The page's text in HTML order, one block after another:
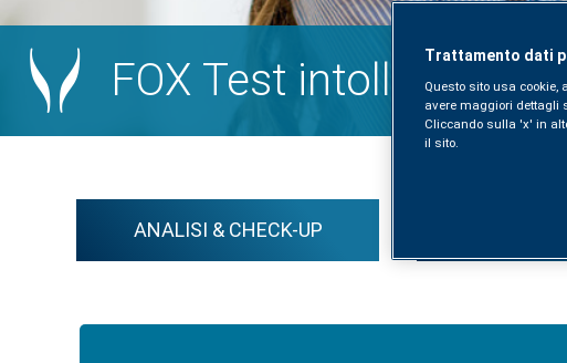
FOX Test intolleranze
ANALISI & CHECK-UP TEST
Trattamento dati
Questo sito usa cookie,
avere maggiori dettagli
Cliccando sulla 'x' in
il sito.